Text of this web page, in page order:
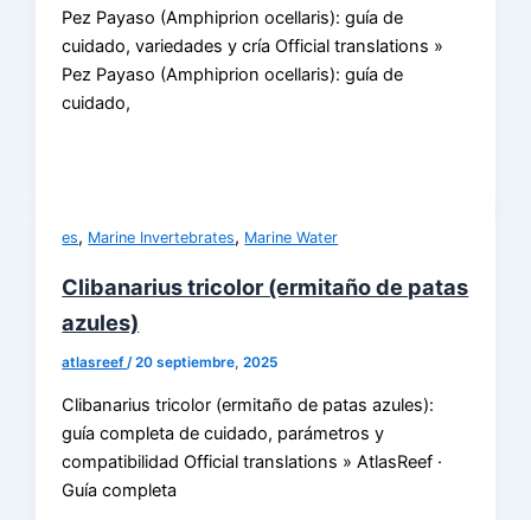
Pez Payaso (Amphiprion ocellaris): guía de
cuidado, variedades y cría Official translations »
Pez Payaso (Amphiprion ocellaris): guía de
cuidado,
es, Marine Invertebrates, Marine Water
Clibanarius tricolor (ermitaño de patas
azules)
atlasreef/20 septiembre, 2025
Clibanarius tricolor (ermitaño de patas azules):
guía completa de cuidado, parámetros y
compatibilidad Official translations » AtlasReef ·
Guía completa